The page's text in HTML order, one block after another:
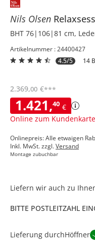
Nils Olsen
BHT 76|106|81 cm,
Artikelnummer : 24400427
4.5/5
14
1.421,40 €
Online zum
2.369,00 €***
Onlinepreis: Alle etwaigen
Inkl. MwSt. zzgl.Versand
Montage zubuchbar
Liefern wir auch zu
BITTE POSTLEITZAHL
Lieferung durchHöffner